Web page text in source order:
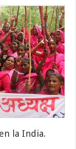
la India.